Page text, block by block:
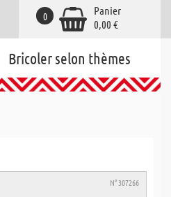
Panier
0,00 €
0
Bricoler selon thèmes
N° 307266